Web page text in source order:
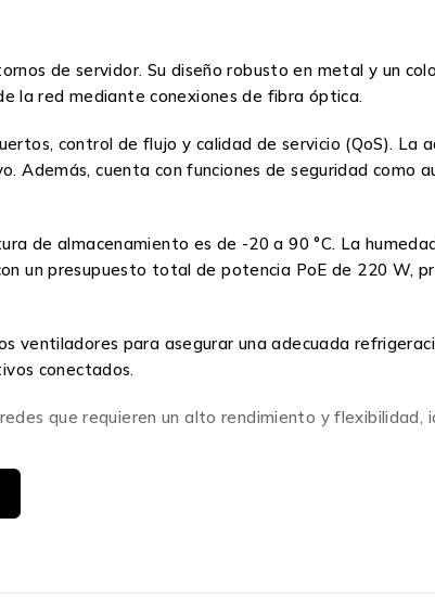
de servidor. Su diseño robusto en metal y un
la red mediante conexiones de fibra óptica.
control de flujo y calidad de servicio (QoS). La
Además, cuenta con funciones de seguridad como
de almacenamiento es de -20 a 90 °C. La
un presupuesto total de potencia PoE de 220 W,
ventiladores para asegurar una adecuada
conectados.
que requieren un alto rendimiento y flexibilidad,